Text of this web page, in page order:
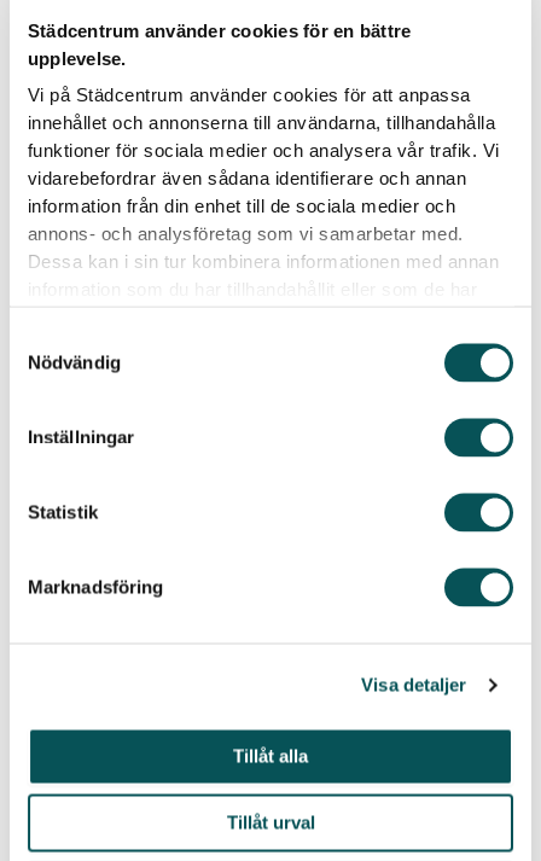
Städcentrum använder cookies för en bättre
upplevelse.
Vi på Städcentrum använder cookies för att anpassa
innehållet och annonserna till användarna, tillhandahålla
funktioner för sociala medier och analysera vår trafik. Vi
vidarebefordrar även sådana identifierare och annan
information från din enhet till de sociala medier och
annons- och analysföretag som vi samarbetar med.
Dessa kan i sin tur kombinera informationen med annan
information som du har tillhandahållit eller som de har
Nödvändig
Inställningar
Statistik
Marknadsföring
Visa detaljer
Tillåt alla
Tillåt urval
flyttstädningen?
Att boka flyttstädning hos oss är enkelt och smidigt.
Här är hur det går till:
Kontakta oss via vårt formulär online eller
ring oss direkt för att beskriva dina behov. Vi
återkommer snabbt med en kostnadsfri
offert baserad på bostadens storlek och
specifika krav.
Vi bokar en tid som passar ditt schema och
ser till att städningen genomförs i god tid
Vårt städteam utför en grundlig städning av
Vi tar hand om varje detalj för att säkerställa
Efter avslutad städning kan bostaden
åtgärdas, åtgärdar vi det kostnadsfritt.
Vad säger våra kunder om oss?